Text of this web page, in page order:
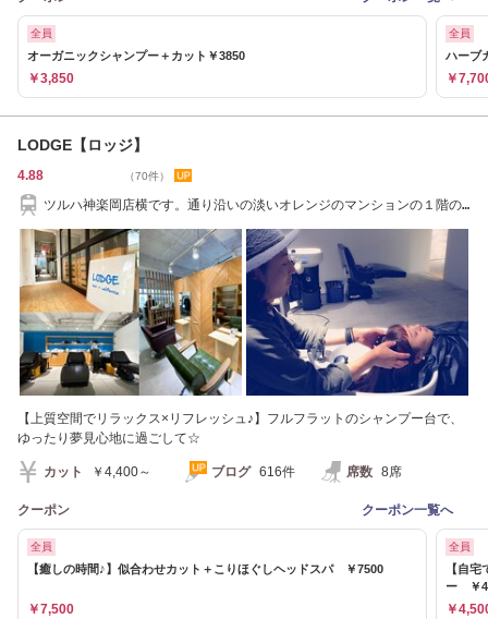
全員
オーガニックシャンプー＋カット￥3850
￥3,850
全員
ハーブ
￥
LODGE【ロッジ】
4.88 （70件）
ツルハ神楽岡店横です。通り沿いの淡いオレンジのマンションの１階の
【上質空間でリラックス×リフレッシュ♪】フルフラットのシャンプー台で、
ゆったり夢見心地に過ごして☆
カット ￥4,400～ ブログ 616件 席数 8席
クーポン クーポン一覧へ
全員
【癒しの時間♪】似合わせカット＋こりほぐしヘッドスパ ￥7500
￥7,500
全員
【自
ー ￥
￥